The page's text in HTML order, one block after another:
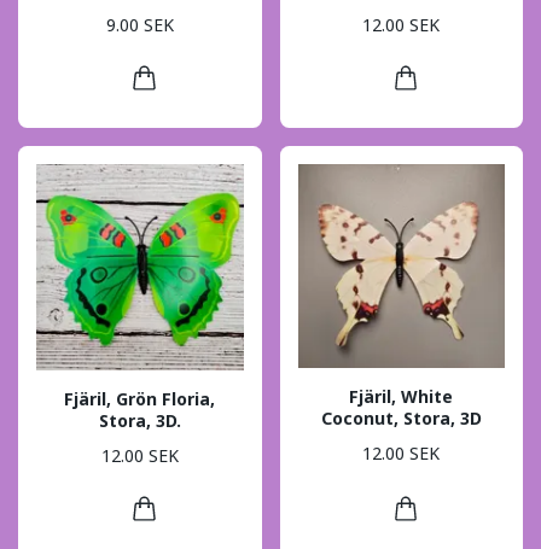
9.00 SEK
12.00 SEK
Fjäril, Grön Floria,
Stora, 3D.
12.00 SEK
Fjäril, White
Coconut, Stora, 3D
12.00 SEK